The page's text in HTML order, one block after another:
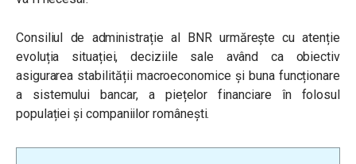
Consiliul de administrație al BNR urmărește cu atenție
evoluția situației, deciziile sale având ca obiectiv
asigurarea stabilității macroeconomice și buna funcționare
a sistemului bancar, a piețelor financiare în folosul
populației și companiilor românești.